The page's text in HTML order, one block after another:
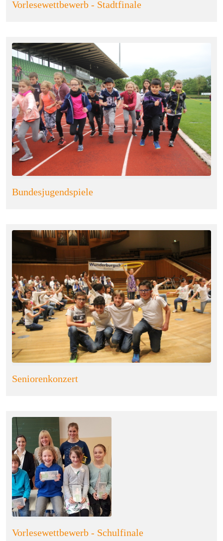
Vorlesewettbewerb - Stadtfinale
Bundesjugendspiele
Seniorenkonzert
Vorlesewettbewerb - Schulfinale